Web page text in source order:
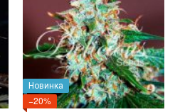
Новинка
−20%